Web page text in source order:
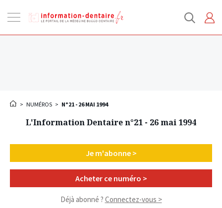
la
> NUMÉROS > N°21 - 26 MAI 1994
L'Information Dentaire n°21 - 26 mai 1994
Je m'abonne >
Acheter ce numéro >
Déjà abonné ? Connectez-vous >